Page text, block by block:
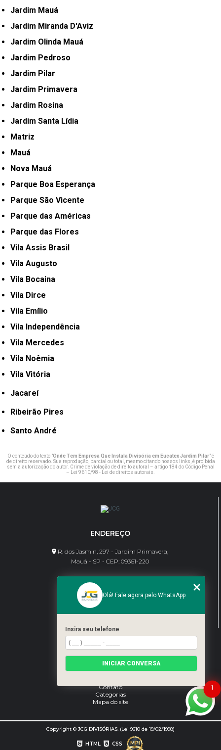
Jardim Mauá
Jardim Miranda D'Aviz
Jardim Olinda Mauá
Jardim Pedroso
Jardim Pilar
Jardim Primavera
Jardim Rosina
Jardim Santa Lídia
Matriz
Mauá
Nova Mauá
Parque Boa Esperança
Parque São Vicente
Parque das Américas
Parque das Flores
Vila Assis Brasil
Vila Augusto
Vila Bocaina
Vila Dirce
Vila Emílio
Vila Independência
Vila Mercedes
Vila Noêmia
Vila Vitória
Jacareí
Ribeirão Pires
Santo André
O conteúdo do texto "Onde Tem Empresa Que Instala Divisória em Eucatex Jardim Pilar" é
de direito reservado. Sua reprodução, parcial ou total, mesmo citando nossos links, é proibida
sem a autorização do autor. Crime de violação de direito autoral – artigo 184 do Código Penal
–
Lei 9610/98 - Lei de direitos autorais
ENDEREÇO
R. dos Jasmin, 297 - Jardim Primavera,
Mauá - SP - CEP: 09361-220
CONTATO
(11) 95462-8630
bene@jcgdivisorias.com
Home
Sobre Nós
Serviços
Contato
Categorias
Mapa do site
Copyright © JCG DIVISÓRIAS. (Lei 9610 de 19/02/1998)
HTML CSS
1
Olá! Fale agora pelo WhatsApp
Insira seu telefone
INICIAR CONVERSA